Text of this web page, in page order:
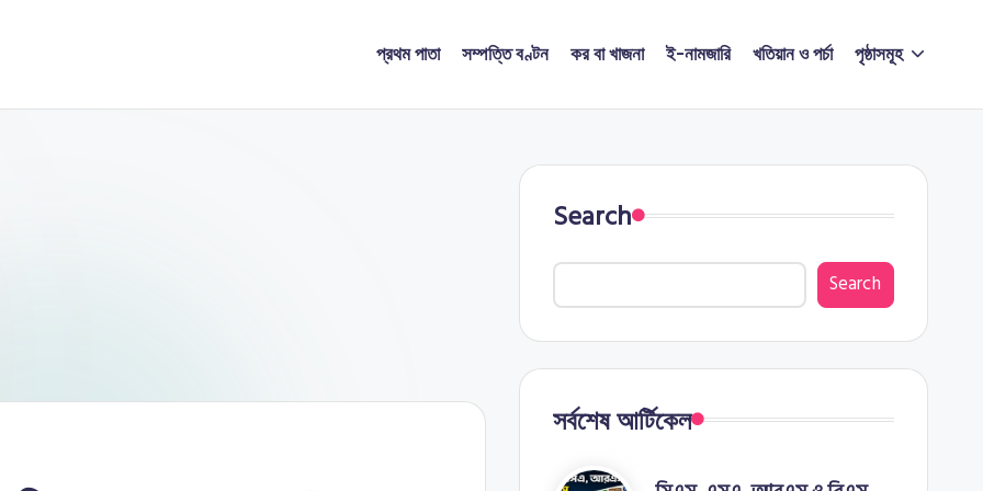
প্রথম পাতা সম্পত্তি বণ্টন কর বা খাজনা ই-নামজারি খতিয়ান ও পর্চা পৃষ্ঠাসমূহ
Search
Search
সর্বশেষ আর্টিকেল